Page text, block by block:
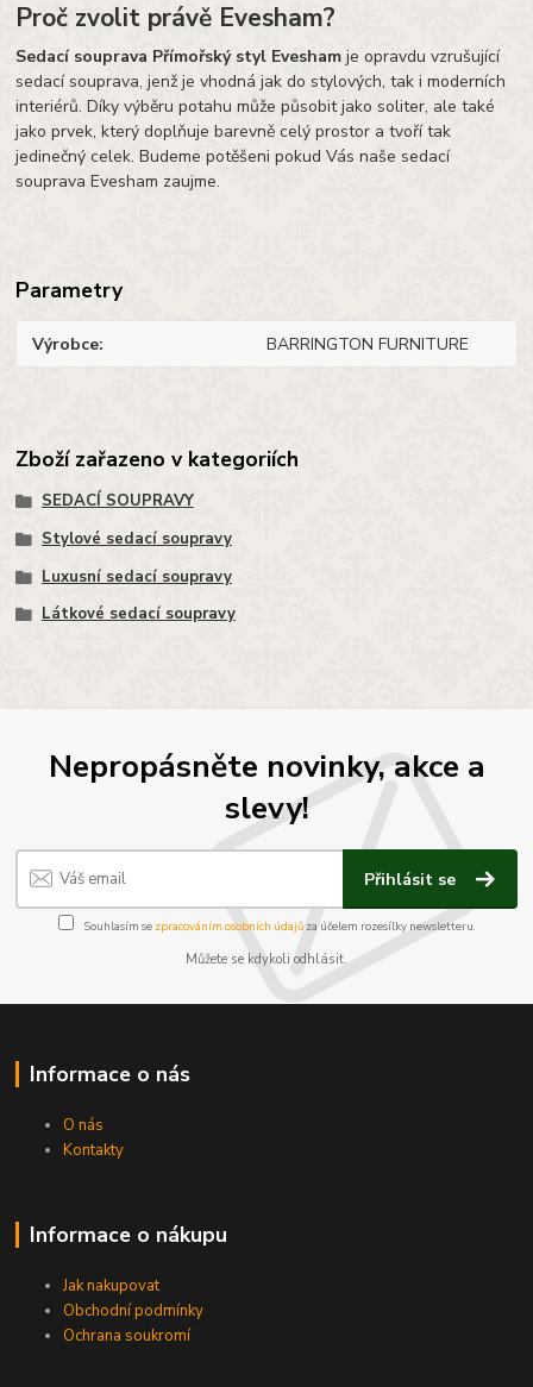
Proč zvolit právě Evesham?
Sedací souprava Přímořský styl Eveshamje opravdu vzrušující
sedací souprava, jenž je vhodná jak do stylových, tak i moderních
interiérů. Díky výběru potahu může působit jako soliter, ale také
jako prvek, který doplňuje barevně celý prostor a tvoří tak
jedinečný celek. Budeme potěšeni pokud Vás naše sedací
souprava Evesham zaujme.
Parametry
Výrobce BARRINGTON FURNITURE
Zboží zařazeno v kategoriích
SEDACÍ SOUPRAVY
Stylové sedací soupravy
Luxusní sedací soupravy
Látkové sedací soupravy
Nepropásněte novinky, akce a
slevy!
Přihlásit se
Souhlasím se zpracováním osobních údajůza účelem rozesílky newsletteru.
Můžete se kdykoli odhlásit.
Informace o nás
O nás
Kontakty
Informace o nákupu
Jak nakupovat
Obchodní podmínky
Ochrana soukromí